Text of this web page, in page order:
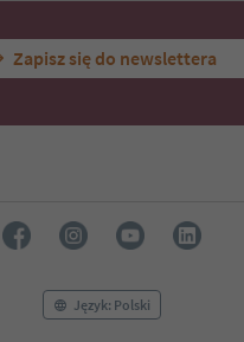
Zapisz się do newslettera
Język: Polski